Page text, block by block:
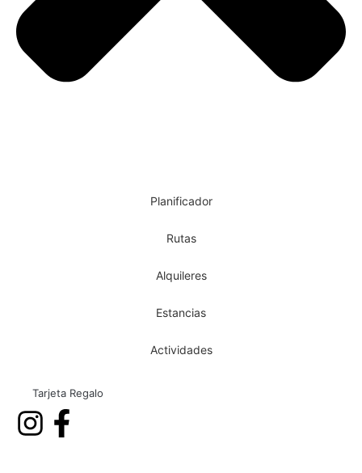
Planificador
Rutas
Alquileres
Estancias
Actividades
Tarjeta Regalo